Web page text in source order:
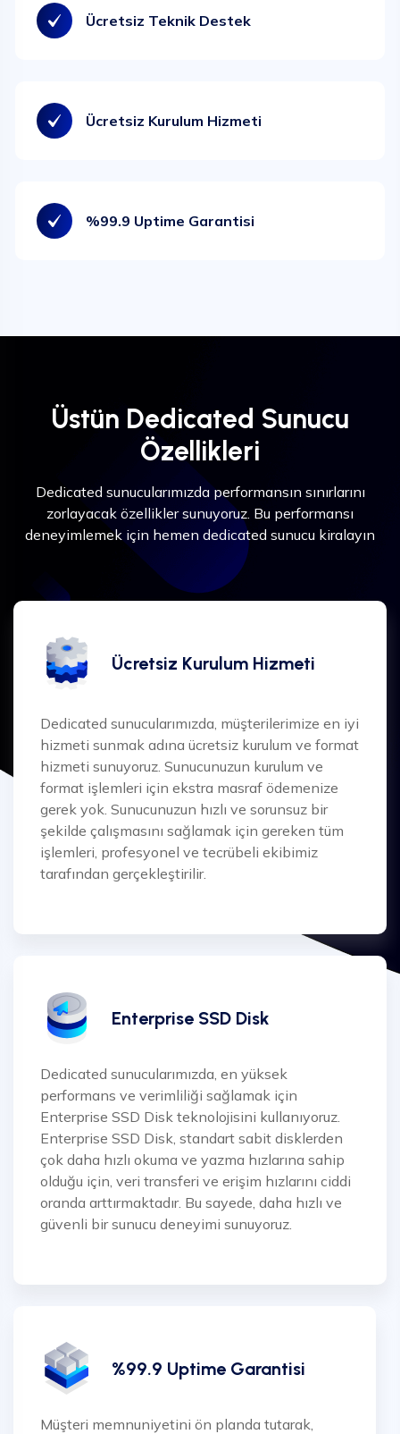
Ücretsiz Teknik Destek
Ücretsiz Kurulum Hizmeti
%99.9 Uptime Garantisi
Üstün Dedicated Sunucu
Özellikleri
Dedicated sunucularımızda performansın sınırlarını
zorlayacak özellikler sunuyoruz. Bu performansı
deneyimlemek için hemen dedicated sunucu kiralayın
Ücretsiz Kurulum Hizmeti
Dedicated sunucularımızda, müşterilerimize en iyi
hizmeti sunmak adına ücretsiz kurulum ve format
hizmeti sunuyoruz. Sunucunuzun kurulum ve
format işlemleri için ekstra masraf ödemenize
gerek yok. Sunucunuzun hızlı ve sorunsuz bir
şekilde çalışmasını sağlamak için gereken tüm
işlemleri, profesyonel ve tecrübeli ekibimiz
tarafından gerçekleştirilir.
Enterprise SSD Disk
Dedicated sunucularımızda, en yüksek
performans ve verimliliği sağlamak için
Enterprise SSD Disk teknolojisini kullanıyoruz.
Enterprise SSD Disk, standart sabit disklerden
çok daha hızlı okuma ve yazma hızlarına sahip
olduğu için, veri transferi ve erişim hızlarını ciddi
oranda arttırmaktadır. Bu sayede, daha hızlı ve
güvenli bir sunucu deneyimi sunuyoruz.
%99.9 Uptime Garantisi
Müşteri memnuniyetini ön planda tutarak,